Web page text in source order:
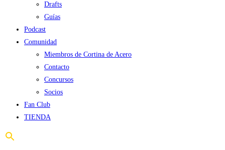
Drafts
Guías
Podcast
Comunidad
Miembros de Cortina de Acero
Contacto
Concursos
Socios
Fan Club
TIENDA